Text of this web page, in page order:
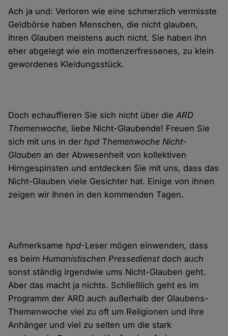
Ach ja und: Verloren wie eine schmerzlich vermisste
Geldbörse haben Menschen, die nicht glauben,
ihren Glauben meistens auch nicht. Sie haben ihn
eher abgelegt wie ein mottenzerfressenes, zu klein
gewordenes Kleidungsstück.
Doch echauffieren Sie sich nicht über dieARD
Themenwoche, liebe Nicht-Glaubende! Freuen Sie
sich mit uns in der hpd Themenwoche Nicht-
Glauben an der Abwesenheit von kollektiven
Hirngespinsten und entdecken Sie mit uns, dass das
Nicht-Glauben viele Gesichter hat. Einige von ihnen
zeigen wir Ihnen in den kommenden Tagen.
Aufmerksamehpd-Leser mögen einwenden, dass
es beimHumanistischen Pressedienstdoch auch
sonst ständig irgendwie ums Nicht-Glauben geht.
Aber das macht ja nichts. Schließlich geht es im
Programm der ARD auch außerhalb der Glaubens-
Themenwoche viel zu oft um Religionen und ihre
Anhänger und viel zu selten um die stark